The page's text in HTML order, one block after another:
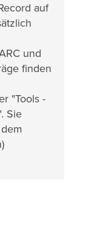
auf
und
finden
"Tools -
Sie